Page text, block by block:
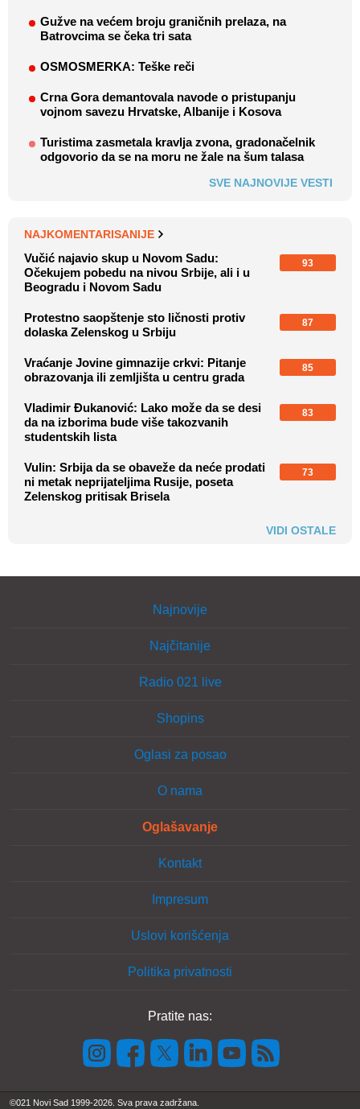
Gužve na većem broju graničnih prelaza, na
Batrovcima se čeka tri sata
OSMOSMERKA: Teške reči
Crna Gora demantovala navode o pristupanju
vojnom savezu Hrvatske, Albanije i Kosova
Turistima zasmetala kravlja zvona, gradonačelnik
odgovorio da se na moru ne žale na šum talasa
SVE NAJNOVIJE VESTI
NAJKOMENTARISANIJE
Vučić najavio skup u Novom Sadu:
Očekujem pobedu na nivou Srbije, ali i u
Beogradu i Novom Sadu
93
Protestno saopštenje sto ličnosti protiv
dolaska Zelenskog u Srbiju
87
Vraćanje Jovine gimnazije crkvi: Pitanje
obrazovanja ili zemljišta u centru grada
85
Vladimir Đukanović: Lako može da se desi
da na izborima bude više takozvanih
studentskih lista
83
Vulin: Srbija da se obaveže da neće prodati
ni metak neprijateljima Rusije, poseta
Zelenskog pritisak Brisela
73
VIDI OSTALE
Najnovije
Najčitanije
Radio 021 live
Shopins
Oglasi za posao
O nama
Oglašavanje
Kontakt
Impresum
Uslovi korišćenja
Politika privatnosti
Pratite nas:
©021 Novi Sad 1999-2026. Sva prava zadržana.